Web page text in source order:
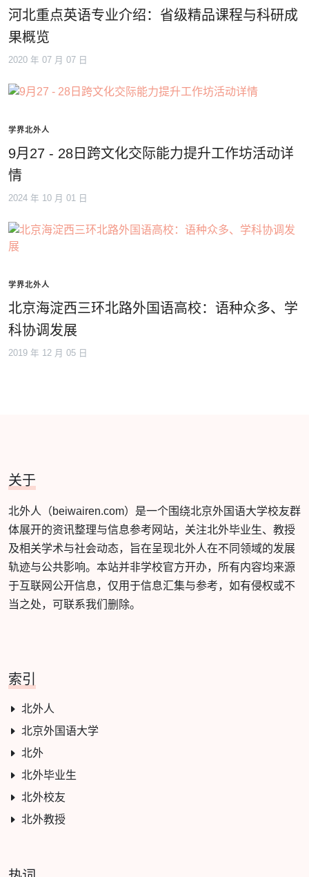
河北重点英语专业介绍：省级精品课程与科研成
果概览
2020 年 07 月 07 日
学界北外人
9月27 - 28日跨文化交际能力提升工作坊活动详
情
2024 年 10 月 01 日
学界北外人
北京海淀西三环北路外国语高校：语种众多、学
科协调发展
2019 年 12 月 05 日
关于
北外人（beiwairen.com）是一个围绕北京外国语大学校友群
体展开的资讯整理与信息参考网站，关注北外毕业生、教授
及相关学术与社会动态，旨在呈现北外人在不同领域的发展
轨迹与公共影响。本站并非学校官方开办，所有内容均来源
于互联网公开信息，仅用于信息汇集与参考，如有侵权或不
当之处，可联系我们删除。
索引
北外人
北京外国语大学
北外
北外毕业生
北外校友
北外教授